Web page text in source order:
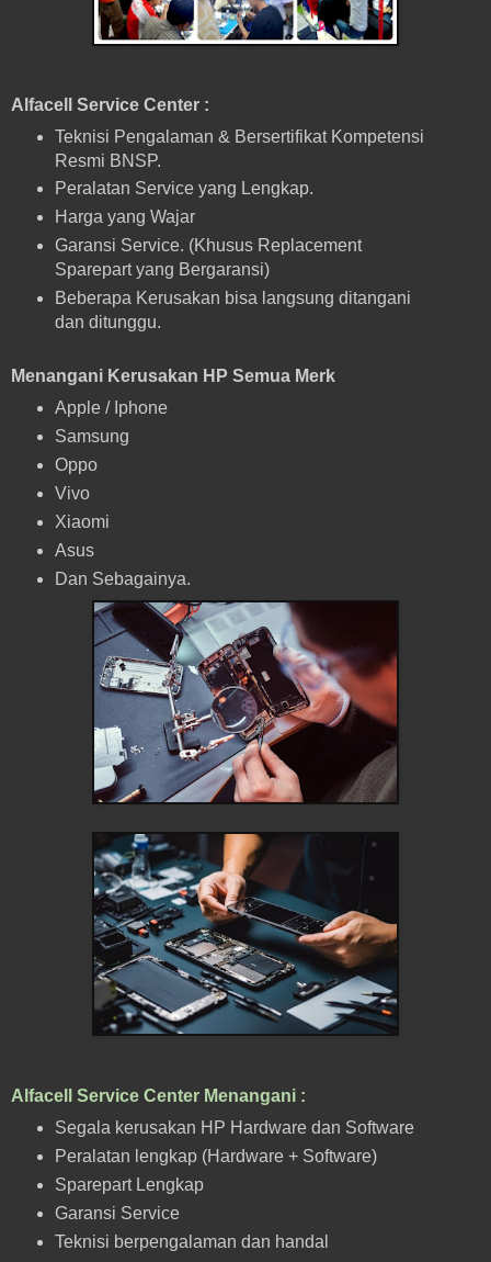
Alfacell Service Center :
Teknisi Pengalaman & Bersertifikat Kompetensi
Resmi BNSP.
Peralatan Service yang Lengkap.
Harga yang Wajar
Garansi Service. (Khusus Replacement
Sparepart yang Bergaransi)
Beberapa Kerusakan bisa langsung ditangani
dan ditunggu.
Menangani Kerusakan HP Semua Merk
Apple / Iphone
Samsung
Oppo
Vivo
Xiaomi
Asus
Dan Sebagainya.
Alfacell Service Center Menangani :
Segala kerusakan HP Hardware dan Software
Peralatan lengkap (Hardware + Software)
Sparepart Lengkap
Garansi Service
Teknisi berpengalaman dan handal